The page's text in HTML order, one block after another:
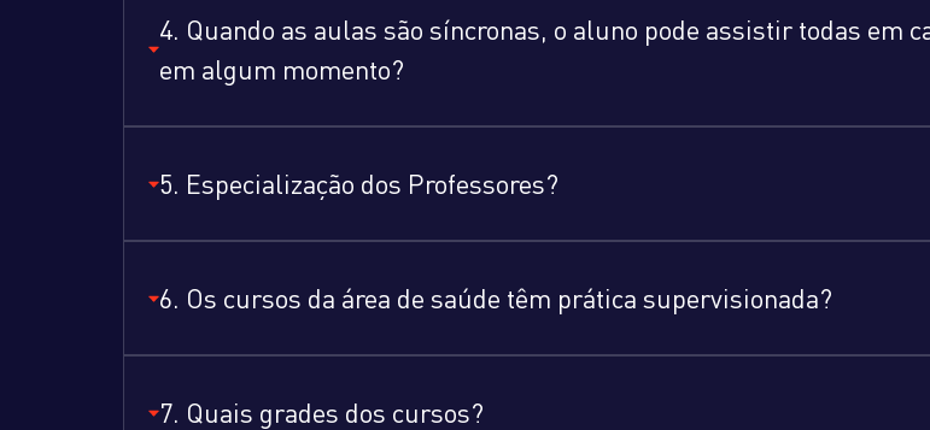
4. Quando as aulas são síncronas, o aluno pode assistir todas em
em algum momento?
5. Especialização dos Professores?
6. Os cursos da área de saúde têm prática supervisionada?
7. Quais grades dos cursos?